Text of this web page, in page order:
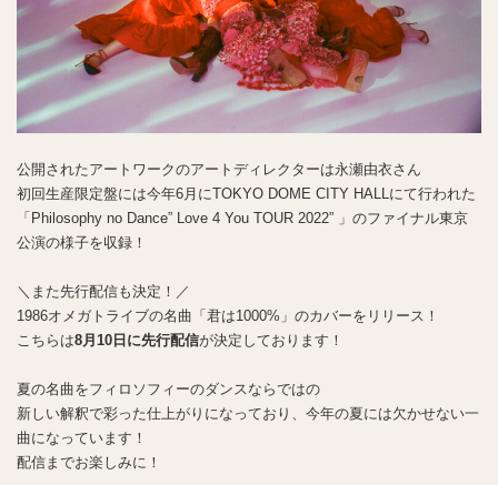
公開されたアートワークのアートディレクターは永瀬由衣さん
初回生産限定盤には今年6月にTOKYO DOME CITY HALLにて行われた
「Philosophy no Dance” Love 4 You TOUR 2022” 」のファイナル東京
公演の様子を収録！
＼また先行配信も決定！／
1986オメガトライブの名曲「君は1000%」のカバーをリリース！
こちらは8月10日に先行配信が決定しております！
夏の名曲をフィロソフィーのダンスならではの
新しい解釈で彩った仕上がりになっており、今年の夏には欠かせない一
曲になっています！
配信までお楽しみに！